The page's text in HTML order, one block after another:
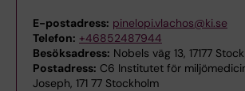
E-postadress: pinelopi.vlachos@ki.se
Telefon: +46852487944
Besöksadress: Nobels väg 13, 17177
Postadress: C6 Institutet för
Joseph, 171 77 Stockholm